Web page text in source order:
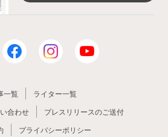
一覧
ライター一覧
合わせ
プレスリリースのご送付
プライバシーポリシー